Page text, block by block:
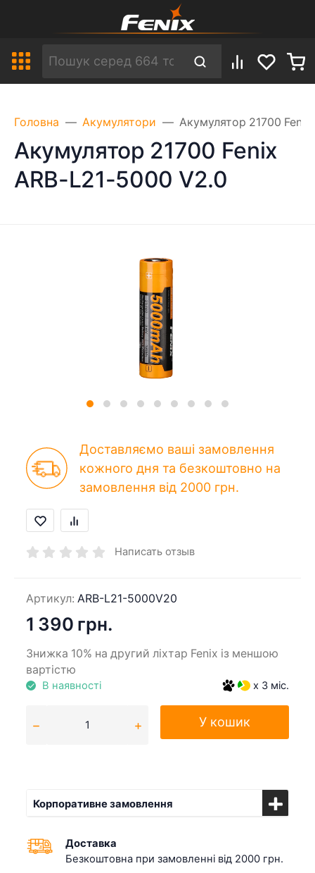
Головна Акумулятори Акумулятор 21700
Акумулятор 21700 Fenix
ARB-L21-5000 V2.0
Доставляємо ваші замовлення
кожного дня та безкоштовно на
замовлення від 2000 грн.
Написать отзыв
Артикул: ARB-L21-5000V20
1 390 грн.
Знижка 10% на другий ліхтар Fenix із меншою
вартістю
В наявності x 3 міс.
У кошик
Корпоративне замовлення
Доставка
Безкоштовна при замовленні від 2000 грн.